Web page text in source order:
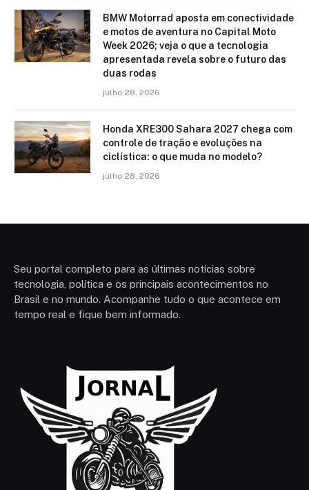
BMW Motorrad aposta em conectividade
e motos de aventura no Capital Moto
Week 2026; veja o que a tecnologia
apresentada revela sobre o futuro das
duas rodas
julho 28, 2026
Honda XRE300 Sahara 2027 chega com
controle de tração e evoluções na
ciclística: o que muda no modelo?
julho 28, 2026
Seu portal completo para as últimas notícias sobre
tecnologia, política e os principais acontecimentos no
Brasil e no mundo. Acompanhe tudo o que acontece em
tempo real e fique bem informado.